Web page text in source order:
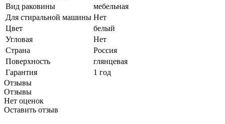
Вид раковины
мебельная
Для стиральной машины Нет
Цвет
белый
Угловая
Нет
Страна
Россия
Поверхность
глянцевая
Гарантия
1 год
Отзывы
Отзывы
Нет оценок
Оставить отзыв